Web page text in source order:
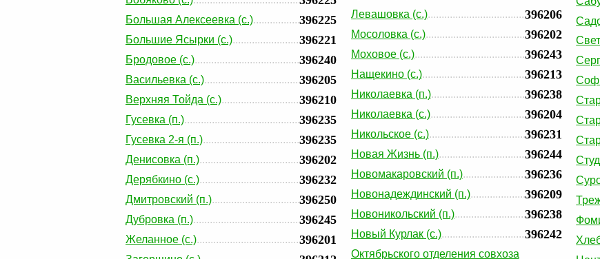
Большая Алексеевка (с.) 396225
Большие Ясырки (с.) 396221
Бродовое (с.) 396240
Васильевка (с.) 396205
Верхняя Тойда (с.) 396210
Гусевка (п.) 396235
Гусевка 2-я (п.) 396235
Денисовка (п.) 396202
Дерябкино (с.) 396232
Дмитровский (п.) 396250
Дубровка (п.) 396245
Желанное (с.) 396201
Левашовка (с.) 396206
Мосоловка (с.) 396202
Моховое (с.) 396243
Нащекино (с.) 396213
Николаевка (п.) 396238
Николаевка (с.) 396204
Никольское (с.) 396231
Новая Жизнь (п.) 396244
Новомакаровский (п.) 396236
Новонадеждинский (п.) 396209
Новоникольский (п.) 396238
Новый Курлак (с.) 396242
Октябрьского отделения совхоза